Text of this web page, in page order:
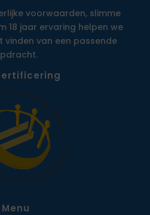
voorwaarden, slimme
18 jaar ervaring helpen we
vinden van een passende
Menu